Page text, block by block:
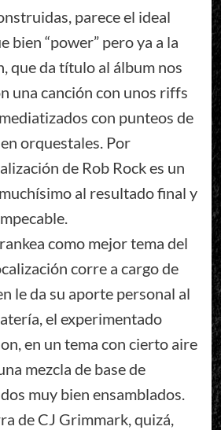
parece el ideal
bien “power” pero ya a la
que da título al álbum nos
una canción con unos riffs
con punteos de
orquestales. Por
de Rob Rock es un
al resultado final y
como mejor tema del
corre a cargo de
le da su aporte personal al
el experimentado
en un tema con cierto aire
mezcla de base de
muy bien ensamblados.
de CJ Grimmark, quizá,